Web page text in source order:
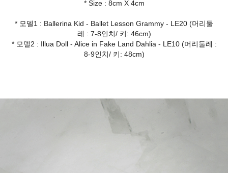
* Size : 8cm X 4cm
* 모델1 : Ballerina Kid - Ballet Lesson Grammy - LE20 (머리둘
레 : 7-8인치/ 키: 46cm)
* 모델2 : Illua Doll - Alice in Fake Land Dahlia - LE10 (머리둘레 :
8-9인치/ 키: 48cm)